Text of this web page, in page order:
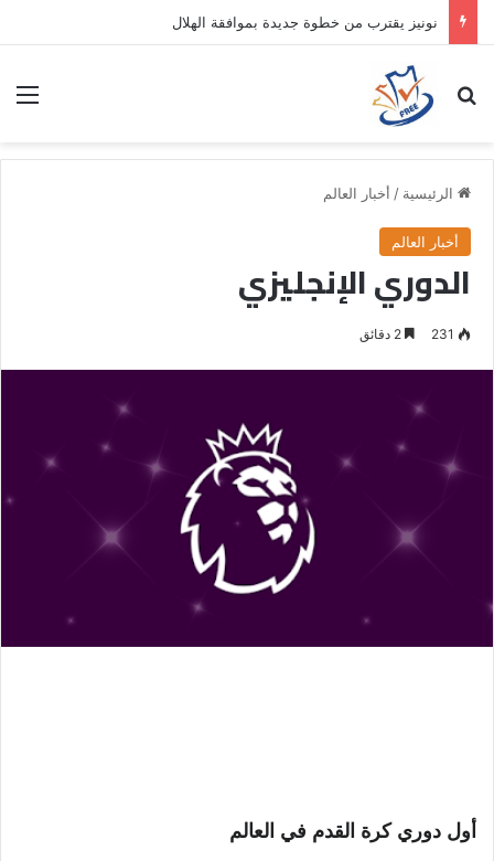
نونيز يقترب من خطوة جديدة بموافقة الهلال
بحث عن
الرئيسية / أخبار العالم
أخبار العالم
الدوري الإنجليزي
231
أول دوري كرة القدم في العالم